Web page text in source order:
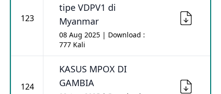
123
tipe VDPV1 di
Myanmar
08 Aug 2025 | Download :
777 Kali
124
KASUS MPOX DI
GAMBIA